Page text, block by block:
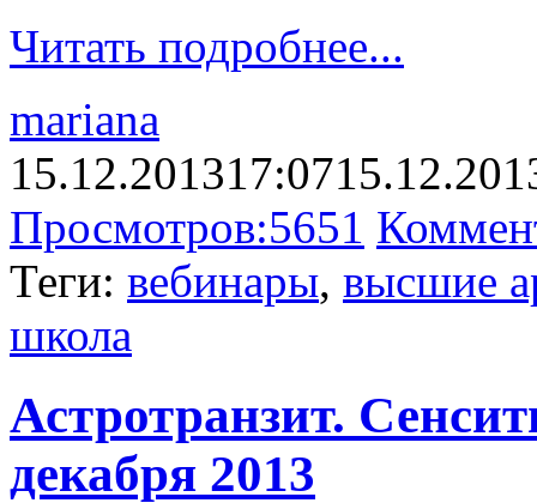
Читать подробнее...
mariana
15.12.201317:07
Просмотров:5651
Теги: вебинары, высшие
школа
Астротранзит.
декабря 2013